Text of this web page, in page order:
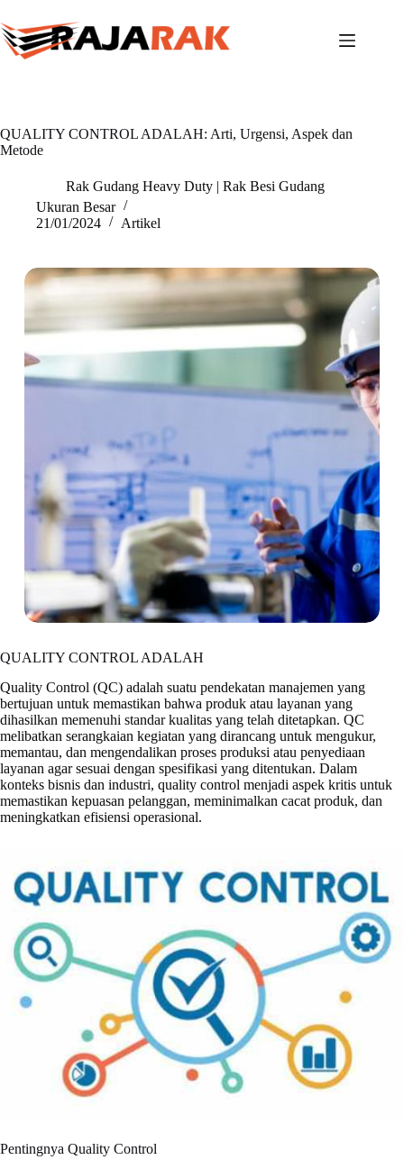
to
content
QUALITY CONTROL ADALAH: Arti, Urgensi, Aspek dan
Metode
Rak Gudang Heavy Duty | Rak Besi Gudang
Ukuran Besar
21/01/2024
Artikel
QUALITY CONTROL ADALAH
Quality Control (QC) adalah suatu pendekatan manajemen yang
bertujuan untuk memastikan bahwa produk atau layanan yang
dihasilkan memenuhi standar kualitas yang telah ditetapkan. QC
melibatkan serangkaian kegiatan yang dirancang untuk mengukur,
memantau, dan mengendalikan proses produksi atau penyediaan
layanan agar sesuai dengan spesifikasi yang ditentukan. Dalam
konteks bisnis dan industri, quality control menjadi aspek kritis untuk
memastikan kepuasan pelanggan, meminimalkan cacat produk, dan
meningkatkan efisiensi operasional.
Pentingnya Quality Control